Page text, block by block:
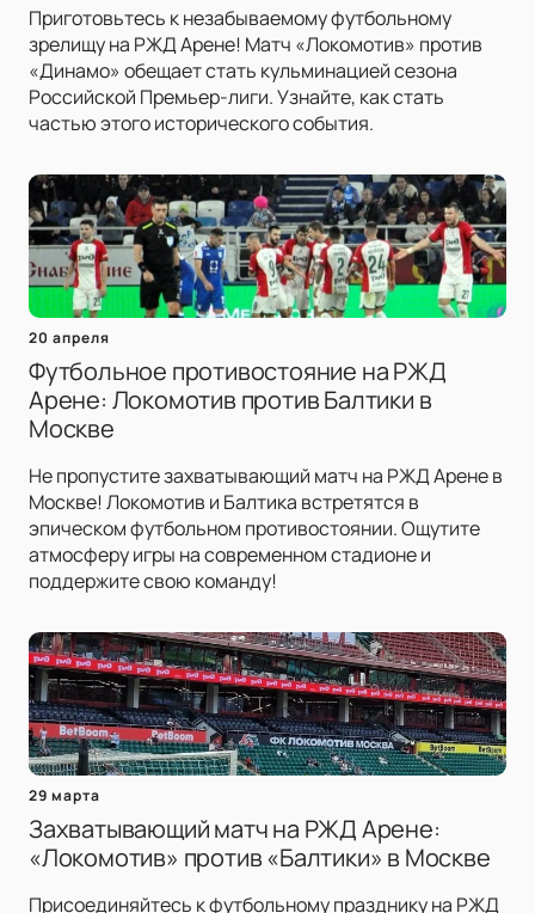
Приготовьтесь к незабываемому футбольному
зрелищу на РЖД Арене! Матч «Локомотив» против
«Динамо» обещает стать кульминацией сезона
Российской Премьер-лиги. Узнайте, как стать
частью этого исторического события.
20 апреля
Футбольное противостояние на РЖД
Арене: Локомотив против Балтики в
Москве
Не пропустите захватывающий матч на РЖД Арене в
Москве! Локомотив и Балтика встретятся в
эпическом футбольном противостоянии. Ощутите
атмосферу игры на современном стадионе и
поддержите свою команду!
29 марта
Захватывающий матч на РЖД Арене:
«Локомотив» против «Балтики» в Москве
Присоединяйтесь к футбольному празднику на РЖД